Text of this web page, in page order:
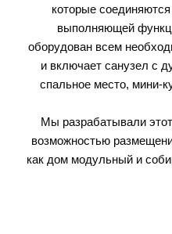
которые
выполняющей
оборудован всем
и включает санузел с
спальное место, мини-
Мы разрабатывали
возможностью
как дом модульный и